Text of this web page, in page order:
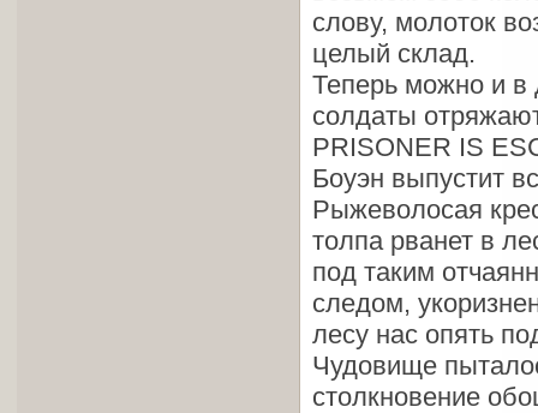
слову, молоток
целый склад.
Теперь можно и в
солдаты
PRISONER IS
Боуэн выпустит
Рыжеволосая
толпа рванет в
под таким
следом,
лесу нас опять
Чудовище
столкновение